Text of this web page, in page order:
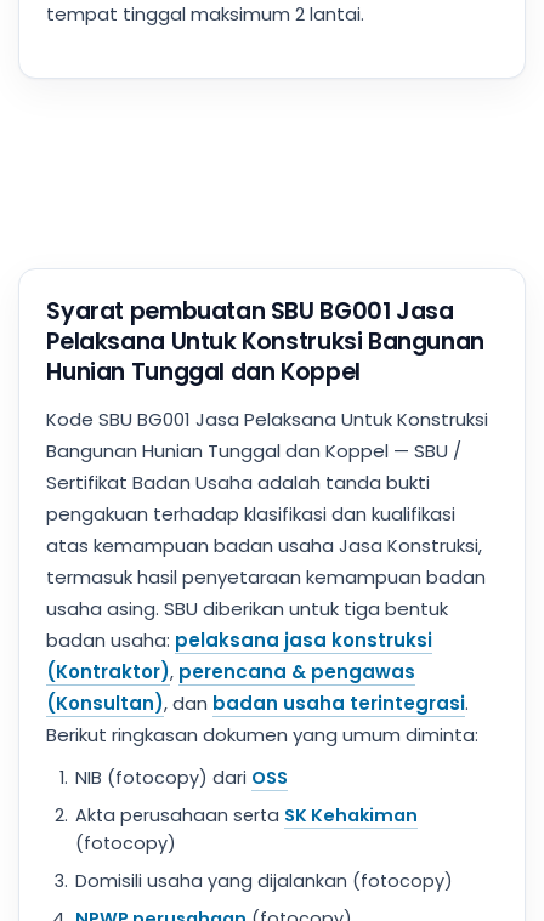
tempat tinggal maksimum 2 lantai.
Syarat pembuatan SBU BG001 Jasa
Pelaksana Untuk Konstruksi Bangunan
Hunian Tunggal dan Koppel
Kode SBU BG001 Jasa Pelaksana Untuk Konstruksi
Bangunan Hunian Tunggal dan Koppel — SBU /
Sertifikat Badan Usaha adalah tanda bukti
pengakuan terhadap klasifikasi dan kualifikasi
atas kemampuan badan usaha Jasa Konstruksi,
termasuk hasil penyetaraan kemampuan badan
usaha asing. SBU diberikan untuk tiga bentuk
badan usaha: pelaksana jasa konstruksi
(Kontraktor), perencana & pengawas
(Konsultan), dan badan usaha terintegrasi.
Berikut ringkasan dokumen yang umum diminta:
NIB (fotocopy) dari OSS
Akta perusahaan serta SK Kehakiman
(fotocopy)
Domisili usaha yang dijalankan (fotocopy)